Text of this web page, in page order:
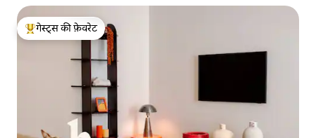
गेस्ट्स का टॉप फ़ेवरेट
गेस्ट्स की फ़ेवरेट